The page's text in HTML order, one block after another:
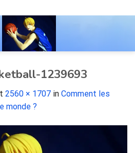
1239693
2560 × 1707 in Comment les
monde ?